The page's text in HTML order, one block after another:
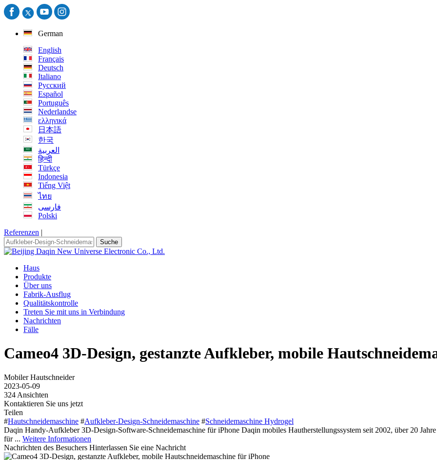
German
English
Français
Deutsch
Italiano
Русский
Español
Português
Nederlandse
ελληνικά
日本語
한국
العربية
हिन्दी
Türkçe
Indonesia
Tiếng Việt
ไทย
فارسی
Polski
Referenzen |
Suche
Haus
Produkte
Über uns
Fabrik-Ausflug
Qualitätskontrolle
Treten Sie mit uns in Verbindung
Nachrichten
Fälle
Cameo4 3D-Design, gestanzte Aufkleber, mobile
Mobiler Hautschneider
2023-05-09
324 Ansichten
Kontaktieren Sie uns jetzt
Teilen
#Hautschneidemaschine #Aufkleber-Design-Schneidemaschine #Schneidemaschine Hydrogel
Daqin Handy-Aufkleber 3D-Design-Software-Schneidemaschine für iPhone Daqin mobiles Hautherstellungssystem seit 2002, über 20
für ... Weitere Informationen
Nachrichten des Besuchers Hinterlassen Sie eine Nachricht